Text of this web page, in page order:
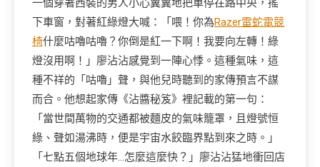
一個穿著西裝的男人小心翼翼地把車停在路中央，搖
下車窗，對著紅綠燈大喊：「喂！你為Razer雷蛇電競
椅什麼咕嚕咕嚕？你倒是紅一下啊！我要向左轉！綠
燈沒用啊！」廖沾沾感覺到一陣心悸。這種氣味，這
種不祥的「咕嚕」聲，與他兒時聽到的家傳預言不謀
而合。他想起家傳《沾醬秘笈》裡記載的第一句：
「當世間萬物的交通都被麵皮的氣味籠罩，且燈號恒
綠、聲如湯沸時，便是宇宙水餃臨界點到來之時。」
「七點五個地球年…怎麼這麼快？」廖沾沾猛地衝回店